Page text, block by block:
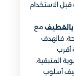
قبل الاستخدام
بالقطيف مع
فالهدف
أقرب
المتبقية.
أسلوب